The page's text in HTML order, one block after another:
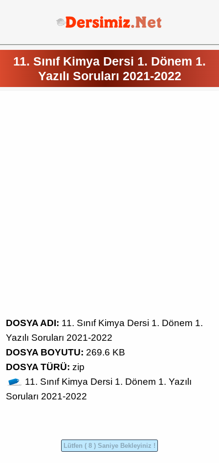
11. Sınıf Kimya Dersi 1. Dönem 1.
Yazılı Soruları 2021-2022
DOSYA ADI: 11. Sınıf Kimya Dersi 1. Dönem 1.
Yazılı Soruları 2021-2022
DOSYA BOYUTU: 269.6 KB
DOSYA TÜRÜ: zip
11. Sınıf Kimya Dersi 1. Dönem 1. Yazılı
Soruları 2021-2022